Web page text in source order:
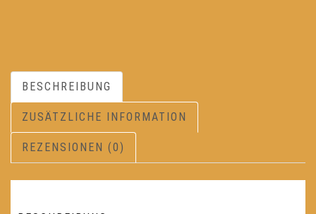
BESCHREIBUNG
ZUSÄTZLICHE INFORMATION
REZENSIONEN (0)